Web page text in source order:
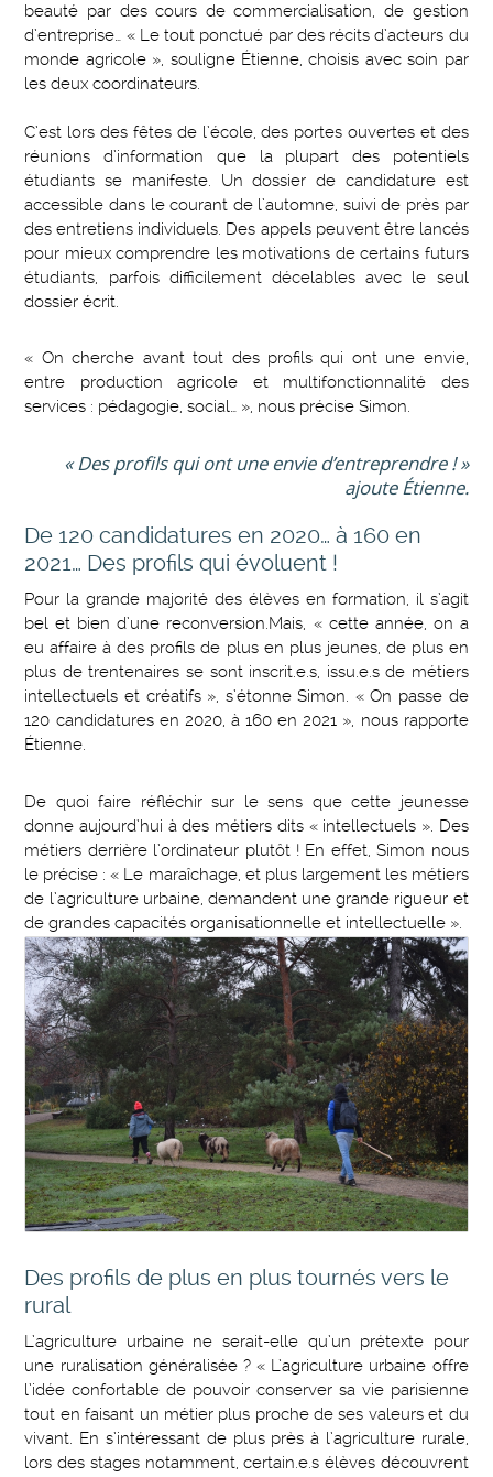
beauté par des cours de commercialisation, de gestion
d’entreprise… « Le tout ponctué par des récits d’acteurs du
monde agricole », souligne Étienne, choisis avec soin par
les deux coordinateurs.
C’est lors des fêtes de l’école, des portes ouvertes et des
réunions d’information que la plupart des potentiels
étudiants se manifeste. Un dossier de candidature est
accessible dans le courant de l’automne, suivi de près par
des entretiens individuels. Des appels peuvent être lancés
pour mieux comprendre les motivations de certains futurs
étudiants, parfois difficilement décelables avec le seul
dossier écrit.
« On cherche avant tout des profils qui ont une envie,
entre production agricole et multifonctionnalité des
services : pédagogie, social… », nous précise Simon.
« Des profils qui ont une envie d’entreprendre ! »
ajoute Étienne.
De 120 candidatures en 2020… à 160 en
2021… Des profils qui évoluent !
Pour la grande majorité des élèves en formation, il s’agit
bel et bien d’une reconversion.Mais, « cette année, on a
eu affaire à des profils de plus en plus jeunes, de plus en
plus de trentenaires se sont inscrit.e.s, issu.e.s de métiers
intellectuels et créatifs », s’étonne Simon. « On passe de
120 candidatures en 2020, à 160 en 2021 », nous rapporte
Étienne.
De quoi faire réfléchir sur le sens que cette jeunesse
donne aujourd’hui à des métiers dits « intellectuels ». Des
métiers derrière l’ordinateur plutôt ! En effet, Simon nous
le précise : « Le maraîchage, et plus largement les métiers
de l’agriculture urbaine, demandent une grande rigueur et
de grandes capacités organisationnelle et intellectuelle ».
Des profils de plus en plus tournés vers le
rural
L’agriculture urbaine ne serait-elle qu’un prétexte pour
une ruralisation généralisée ? « L’agriculture urbaine offre
l’idée confortable de pouvoir conserver sa vie parisienne
tout en faisant un métier plus proche de ses valeurs et du
vivant. En s’intéressant de plus près à l’agriculture rurale,
lors des stages notamment, certain.e.s élèves découvrent